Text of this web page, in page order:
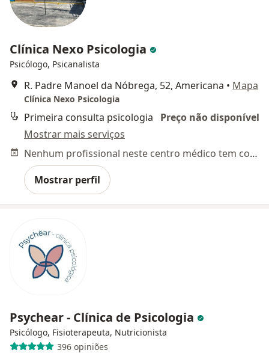
Clínica Nexo Psicologia
Psicólogo, Psicanalista
R. Padre Manoel da Nóbrega, 52, Americana • Mapa
Clínica Nexo Psicologia
Primeira consulta psicologia
Preço não disponível
Mostrar mais serviços
Nenhum profissional neste centro médico tem consultas disponíveis
Mostrar perfil
Psychear - Clínica de Psicologia
Psicólogo, Fisioterapeuta, Nutricionista
396 opiniões